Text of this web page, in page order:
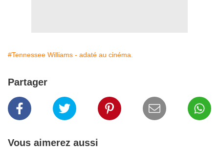
#Tennessee Williams - adaté au cinéma.
Partager
Vous aimerez aussi